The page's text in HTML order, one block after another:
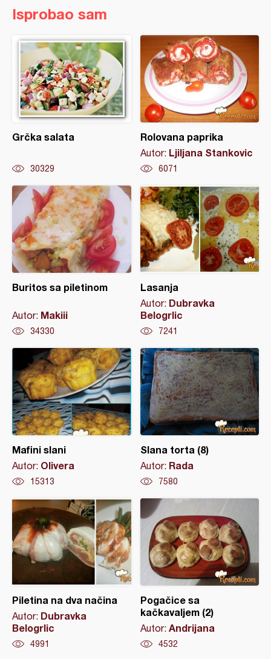
Isprobao sam
Grčka salata
30329
Rolovana paprika
Autor: Ljiljana Stankovic
6071
Buritos sa piletinom
Autor: Makiii
34330
Lasanja
Autor: Dubravka
Belogrlic
7241
Mafini slani
Autor: Olivera
15313
Slana torta (8)
Autor: Rada
7580
Piletina na dva načina
Autor: Dubravka
Belogrlic
4991
Pogačice sa
kačkavaljem (2)
Autor: Andrijana
4532